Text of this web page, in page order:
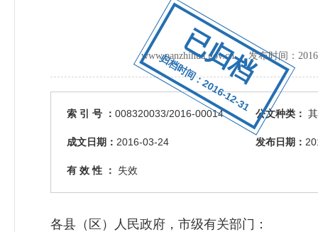
已归档
归档时间：2016-12-31
www.panzhihua.gov.cn 发布时间：
索 引 号 ： 008320033/2016-00014 公文种类：
成文日期： 2016-03-24 发布日期：
有 效 性 ： 失效
各县（区）人民政府，市级有关部门：